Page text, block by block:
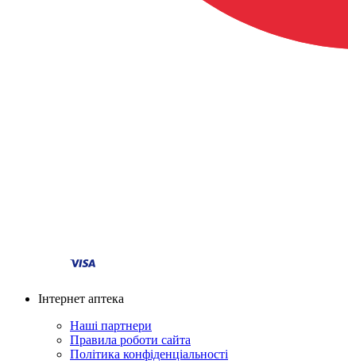
Інтернет аптека
Наші партнери
Правила роботи сайта
Політика конфіденціальності